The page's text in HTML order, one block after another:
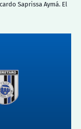
Saprissa Aymá. El